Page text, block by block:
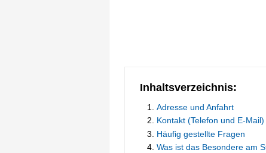
Inhaltsverzeichnis:
Adresse und Anfahrt
Kontakt (Telefon und E-Mail)
Häufig gestellte Fragen
Was ist das Besondere am